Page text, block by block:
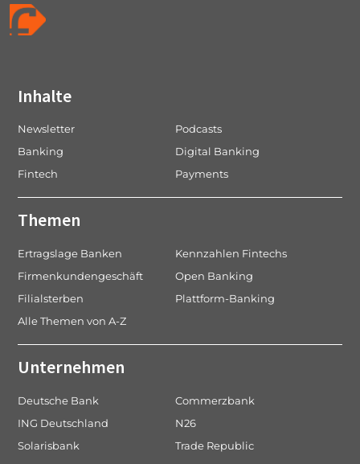
Inhalte
Newsletter
Podcasts
Banking
Digital Banking
Fintech
Payments
Themen
Ertragslage Banken
Kennzahlen Fintechs
Firmenkundengeschäft
Open Banking
Filialsterben
Plattform-Banking
Alle Themen von A-Z
Unternehmen
Deutsche Bank
Commerzbank
ING Deutschland
N26
Solarisbank
Trade Republic